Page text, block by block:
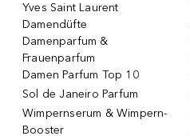
Yves Saint Laurent
Damendüfte
Damenparfum &
Frauenparfum
Damen Parfum Top 10
Sol de Janeiro Parfum
Wimpernserum & Wimpern-
Booster